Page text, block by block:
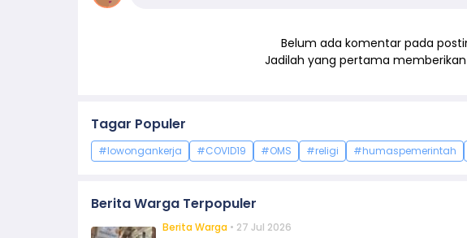
Belum ada komentar pada
Jadilah yang pertama
Tagar Populer
#lowongankerja #COVID19 #OMS #religi #humaspemerintah
Berita Warga Terpopuler
Berita Warga • 27 Jul 2026